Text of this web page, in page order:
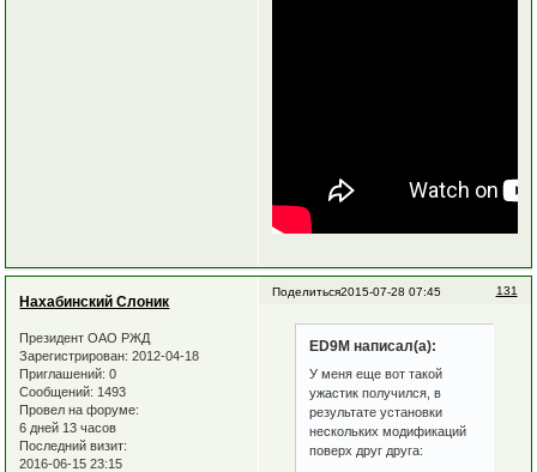
Поделиться 131
2015-07-28 07:45
Нахабинский Слоник
Президент ОАО РЖД
Зарегистрирован: 2012-04-18
Приглашений: 0
Сообщений: 1493
Провел на форуме:
6 дней 13 часов
Последний визит:
2016-06-15 23:15
ED9M написал(а):
У меня еще вот такой
ужастик получился, в
результате установки
нескольких модификаций
поверх друг друга: